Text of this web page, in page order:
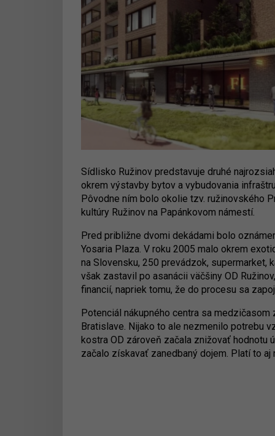
Sídlisko Ružinov predstavuje druhé
okrem výstavby bytov a vybudovania
Pôvodne ním bolo okolie tzv. ružinovského
kultúry Ružinov na Papánkovom námestí.
Pred približne dvomi dekádami bolo
Yosaria Plaza. V roku 2005 malo okrem
na Slovensku, 250 prevádzok,
však zastavil po asanácii väčšiny OD
financií, napriek tomu, že do procesu sa
Potenciál nákupného centra sa
Bratislave. Nijako to ale nezmenilo potrebu
kostra OD zároveň začala znižovať
začalo získavať zanedbaný dojem. Platí to